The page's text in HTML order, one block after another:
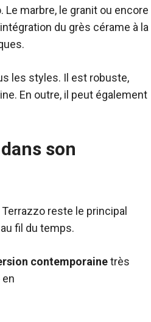
marbre, le granit ou encore
du grès cérame à la
les styles. Il est robuste,
En outre, il peut également
son
reste le principal
fil du temps.
contemporainetrès